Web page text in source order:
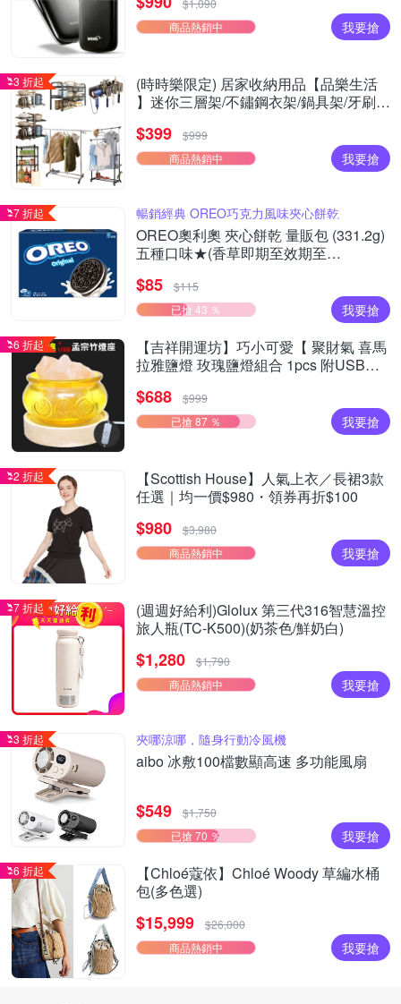
$1,090
商品熱銷中
我要搶
3 折起
(時時樂限定) 居家收納用品【品樂生活
】迷你三層架/不鏽鋼衣架/鍋具架/牙刷
$399
$999
商品熱銷中
我要搶
7 折起 暢銷經典 OREO巧克力風味夾心餅乾
OREO奧利奧 夾心餅乾 量販包 (331.2g)
五種口味★(香草即期至效期至
$85
$115
已搶 43 ％
我要搶
6 折起
【吉祥開運坊】巧小可愛【 聚財氣 喜馬
拉雅鹽燈 玫瑰鹽燈組合 1pcs 附USB燈
$688
$999
已搶 87 ％
我要搶
2 折起
【Scottish House】人氣上衣／長裙3款
任選｜均一價$980・領券再折$100
$980
$3,980
商品熱銷中
我要搶
7 折起
(週週好給利)Glolux 第三代316智慧溫控
旅人瓶(TC-K500)(奶茶色/鮮奶白)
$1,280
$1,790
商品熱銷中
我要搶
3 折起 夾哪涼哪，隨身行動冷風機
aibo 冰敷100檔數顯高速 多功能風扇
$549
$1,750
已搶 70 ％
我要搶
6 折起
【Chloé蔻依】Chloé Woody 草編水桶
包(多色選)
$15,999
$26,000
商品熱銷中
我要搶